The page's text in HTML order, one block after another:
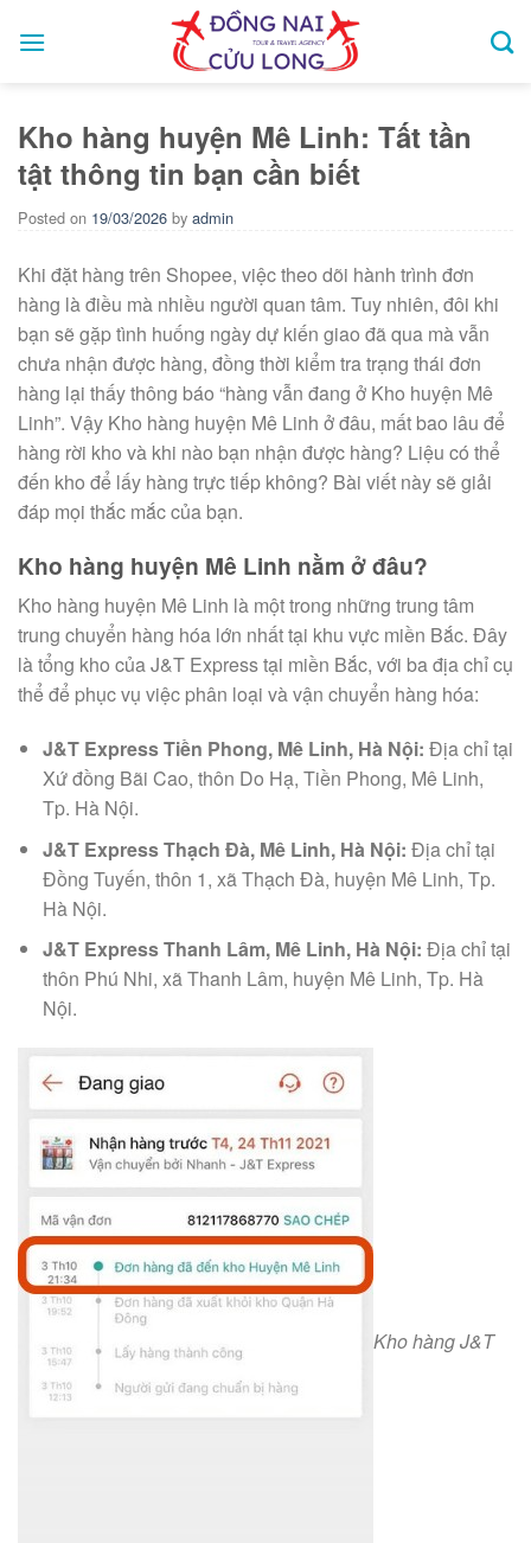
Kho hàng huyện Mê Linh: Tất tần
tật thông tin bạn cần biết
Posted on 19/03/2026 by admin
Khi đặt hàng trên Shopee, việc theo dõi hành trình đơn
hàng là điều mà nhiều người quan tâm. Tuy nhiên, đôi khi
bạn sẽ gặp tình huống ngày dự kiến giao đã qua mà vẫn
chưa nhận được hàng, đồng thời kiểm tra trạng thái đơn
hàng lại thấy thông báo “hàng vẫn đang ở Kho huyện Mê
Linh”. Vậy Kho hàng huyện Mê Linh ở đâu, mất bao lâu để
hàng rời kho và khi nào bạn nhận được hàng? Liệu có thể
đến kho để lấy hàng trực tiếp không? Bài viết này sẽ giải
đáp mọi thắc mắc của bạn.
Kho hàng huyện Mê Linh nằm ở đâu?
Kho hàng huyện Mê Linh là một trong những trung tâm
trung chuyển hàng hóa lớn nhất tại khu vực miền Bắc. Đây
là tổng kho của J&T Express tại miền Bắc, với ba địa chỉ cụ
thể để phục vụ việc phân loại và vận chuyển hàng hóa:
J&T Express Tiền Phong, Mê Linh, Hà Nội: Địa chỉ tại
Xứ đồng Bãi Cao, thôn Do Hạ, Tiền Phong, Mê Linh,
Tp. Hà Nội.
J&T Express Thạch Đà, Mê Linh, Hà Nội: Địa chỉ tại
Đồng Tuyến, thôn 1, xã Thạch Đà, huyện Mê Linh, Tp.
Hà Nội.
J&T Express Thanh Lâm, Mê Linh, Hà Nội: Địa chỉ tại
thôn Phú Nhi, xã Thanh Lâm, huyện Mê Linh, Tp. Hà
Nội.
Kho hàng J&T